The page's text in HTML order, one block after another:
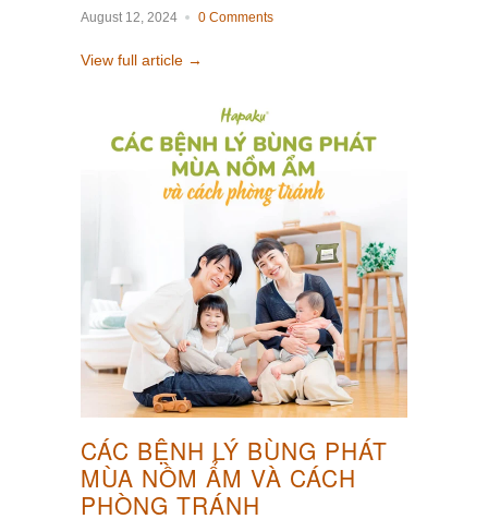
August 12, 2024 0 Comments
View full article →
CÁC BỆNH LÝ BÙNG PHÁT
MÙA NỒM ẨM VÀ CÁCH
PHÒNG TRÁNH